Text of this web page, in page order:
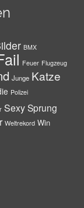
BMX
Feuer Flugzeug
Junge Katze
Polizei
SexySprung
Weltrekord Win